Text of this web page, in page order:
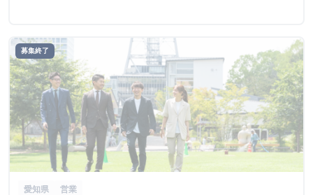
募集終了
愛知県 営業